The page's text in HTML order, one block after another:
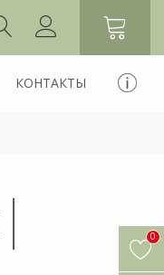
КОНТАКТЫ
0